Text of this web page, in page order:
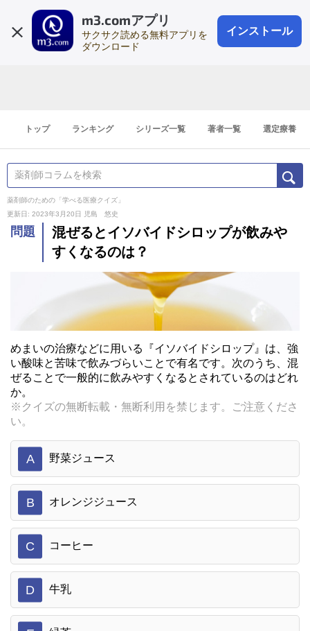
m3.comアプリ
サクサク読める無料アプリを
ダウンロード
インストール
会員登録
登録1分
トップ ランキング シリーズ一覧 著者一覧 選定療養
薬剤師のための「学べる医療クイズ」
更新日: 2023年3月20日
児島 悠史
問題
混ぜるとイソバイドシロップが飲みや
すくなるのは？
めまいの治療などに用いる『イソバイドシロップ』は、強
い酸味と苦味で飲みづらいことで有名です。次のうち、混
ぜることで一般的に飲みやすくなるとされているのはどれ
か。
※クイズの無断転載・無断利用を禁じます。ご注意くださ
い。
A 野菜ジュース
B オレンジジュース
C コーヒー
D 牛乳